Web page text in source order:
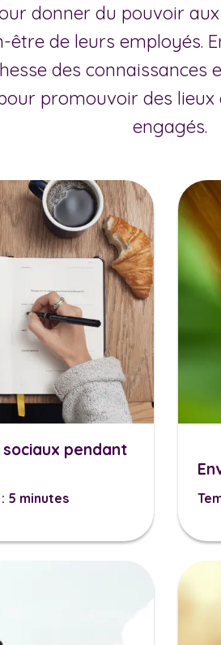
donner du pouvoir
être de leurs employés.
des connaissances
promouvoir des
engagés.
pendant
5 minutes